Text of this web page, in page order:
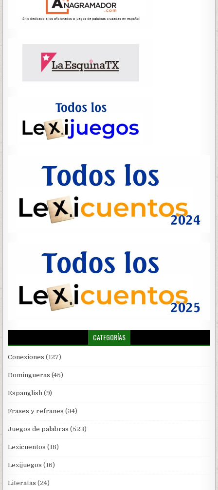
CATEGORÍAS
Conexiones (127)
Domingueras (45)
Espanglish (9)
Frases y refranes (34)
Juegos de palabras (523)
Lexicuentos (18)
Lexijuegos (16)
Literatas (24)